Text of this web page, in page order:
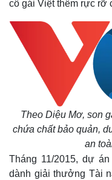
cô gái Việt thêm rực rỡ
Theo Diệu Mơ, son
chứa chất bảo quản,
an
Tháng 11/2015, dự
dành giải thưởng Tài